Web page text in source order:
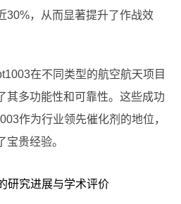
30%，从而显著提升了作战效
在不同类型的航空航天项目
其多功能性和可靠性。这些成功
作为行业领先催化剂的地位，
贵经验。
研究进展与学术评价